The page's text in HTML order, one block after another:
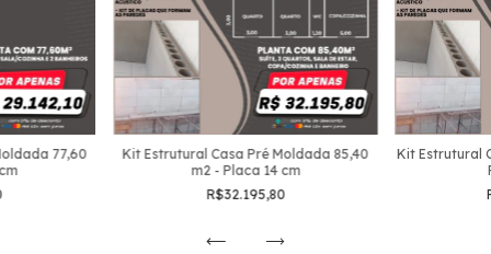
77,60
Kit Estrutural Casa Pré Moldada 85,40
m2 - Placa 14 cm
R$32.195,80
Kit Estrutural